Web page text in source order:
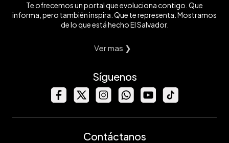
Te ofrecemos un portal que evoluciona contigo. Que
informa, pero también inspira. Que te representa. Mostramos
de lo que está hecho El Salvador.
Ver mas ❯
Síguenos
Contáctanos